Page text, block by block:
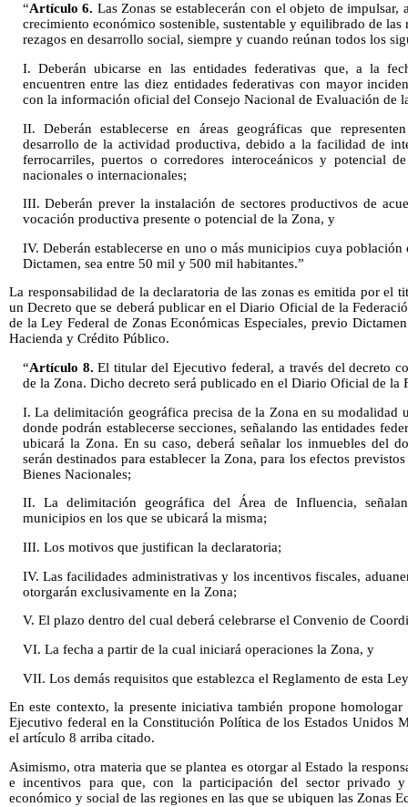
“Artículo 6. Las Zonas se establecerán con el objeto de
crecimiento económico sostenible, sustentable y equilibrado de las
rezagos en desarrollo social, siempre y cuando reúnan todos los
I. Deberán ubicarse en las entidades federativas que, a la
encuentren entre las diez entidades federativas con mayor
con la información oficial del Consejo Nacional de Evaluación de
II. Deberán establecerse en áreas geográficas que
desarrollo de la actividad productiva, debido a la facilidad de
ferrocarriles, puertos o corredores interoceánicos y potencial
nacionales o internacionales;
III. Deberán prever la instalación de sectores productivos de
vocación productiva presente o potencial de la Zona, y
IV. Deberán establecerse en uno o más municipios cuya
Dictamen, sea entre 50 mil y 500 mil habitantes.”
La responsabilidad de la declaratoria de las zonas es emitida por el
un Decreto que se deberá publicar en el Diario Oficial de la
de la Ley Federal de Zonas Económicas Especiales, previo
Hacienda y Crédito Público.
“Artículo 8. El titular del Ejecutivo federal, a través del decreto
de la Zona. Dicho decreto será publicado en el Diario Oficial de la
I. La delimitación geográfica precisa de la Zona en su
donde podrán establecerse secciones, señalando las entidades
ubicará la Zona. En su caso, deberá señalar los inmuebles del
serán destinados para establecer la Zona, para los efectos
Bienes Nacionales;
II. La delimitación geográfica del Área de Influencia,
municipios en los que se ubicará la misma;
III. Los motivos que justifican la declaratoria;
IV. Las facilidades administrativas y los incentivos fiscales,
otorgarán exclusivamente en la Zona;
V. El plazo dentro del cual deberá celebrarse el Convenio de
VI. La fecha a partir de la cual iniciará operaciones la Zona, y
VII. Los demás requisitos que establezca el Reglamento de esta
En este contexto, la presente iniciativa también propone
Ejecutivo federal en la Constitución Política de los Estados Unidos
el artículo 8 arriba citado.
Asimismo, otra materia que se plantea es otorgar al Estado la
e incentivos para que, con la participación del sector privado
económico y social de las regiones en las que se ubiquen las Zonas